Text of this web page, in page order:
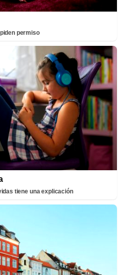
permiso
tiene una explicación